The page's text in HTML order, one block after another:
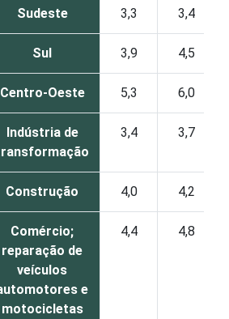
Sudeste 3,3 3,4
Sul 3,9 4,5
Centro-Oeste 5,3 6,0
Indústria de
3,4 3,7
Construção 4,0 4,2
Comércio;
reparação de
veículos
e
motocicletas
4,4 4,8